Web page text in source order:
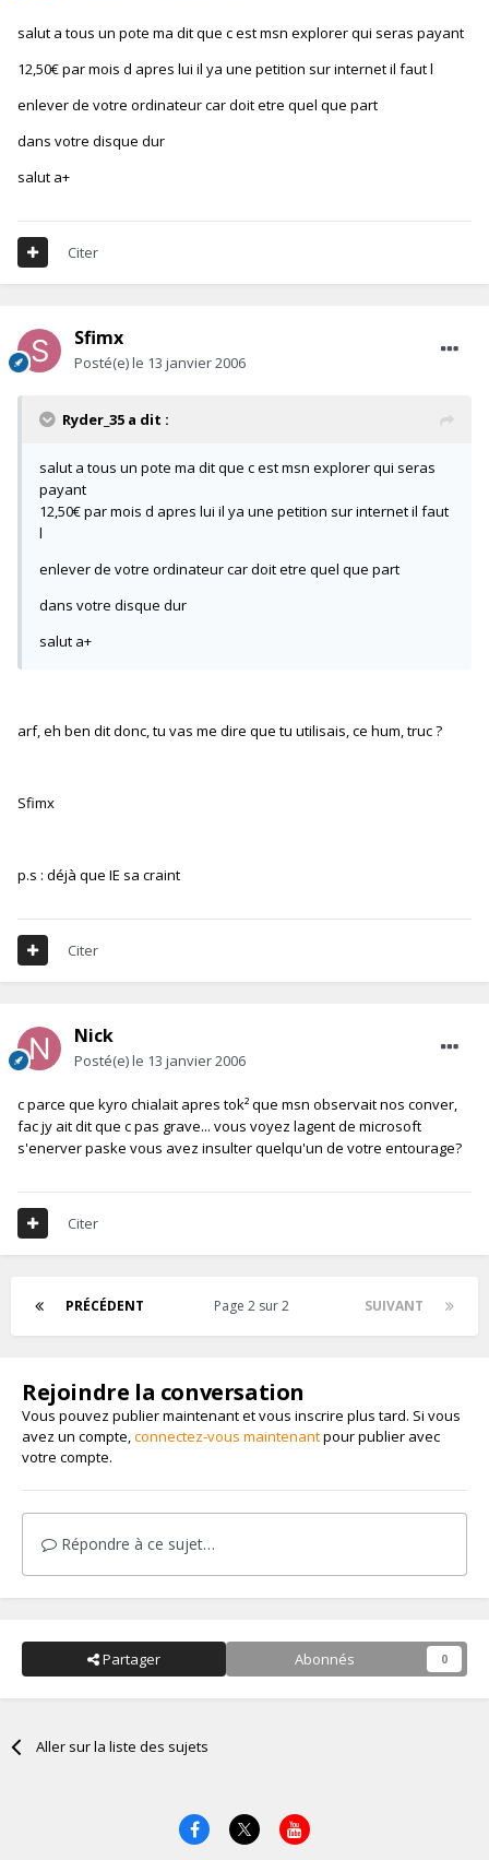
salut a tous un pote ma dit que c est msn explorer qui seras payant
12,50€ par mois d apres lui il ya une petition sur internet il faut l
enlever de votre ordinateur car doit etre quel que part
dans votre disque dur
salut a+
Citer
Sfimx
Posté(e)le 13 janvier 2006
Ryder_35 a dit :
salut a tous un pote ma dit que c est msn explorer qui seras
payant
12,50€ par mois d apres lui il ya une petition sur internet il faut
l
enlever de votre ordinateur car doit etre quel que part
dans votre disque dur
salut a+
arf, eh ben dit donc, tu vas me dire que tu utilisais, ce hum, truc ?
Sfimx
p.s : déjà que IE sa craint
Citer
Nick
Posté(e)le 13 janvier 2006
c parce que kyro chialait apres tok² que msn observait nos conver,
fac jy ait dit que c pas grave... vous voyez lagent de microsoft
s'enerver paske vous avez insulter quelqu'un de votre entourage?
Citer
PRÉCÉDENT SUIVANT
Page 2 sur 2
Rejoindre la conversation
Vous pouvez publier maintenant et vous inscrire plus tard. Si vous
avez un compte, connectez-vous maintenantpour publier avec
votre compte.
Répondre à ce sujet…
Partager Abonnés 0
Aller sur la liste des sujets